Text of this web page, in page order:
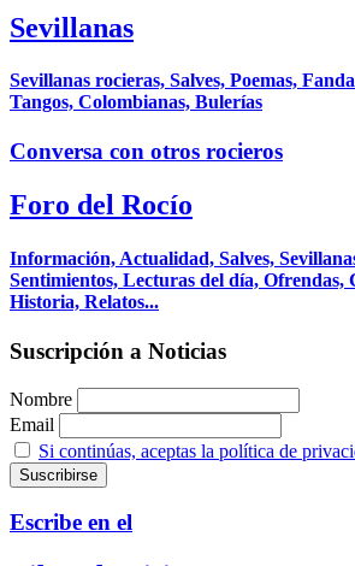
Sevillanas
Sevillanas rocieras, Salves, Poemas,
Tangos, Colombianas, Bulerías
Conversa con otros rocieros
Foro del Rocío
Información, Actualidad, Salves,
Sentimientos, Lecturas del día, Ofrendas,
Historia, Relatos...
Suscripción a Noticias
Nombre
Email
Si continúas, aceptas la política de
Escribe en el